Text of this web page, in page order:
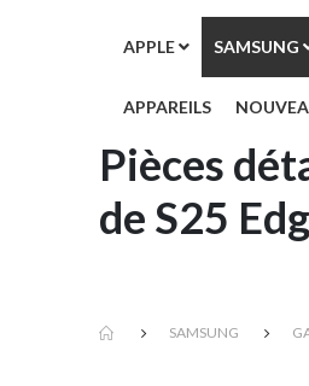
APPLE SAMSUNG
APPAREILS
Pièces
de S25
SAMSUNG